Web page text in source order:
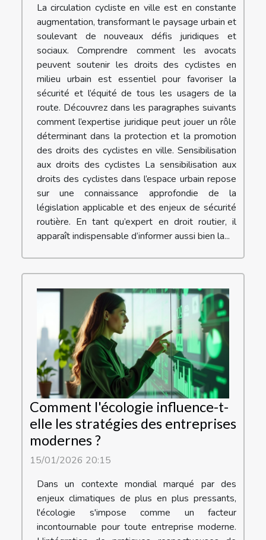
La circulation cycliste en ville est en constante
augmentation, transformant le paysage urbain et
soulevant de nouveaux défis juridiques et
sociaux. Comprendre comment les avocats
peuvent soutenir les droits des cyclistes en
milieu urbain est essentiel pour favoriser la
sécurité et l’équité de tous les usagers de la
route. Découvrez dans les paragraphes suivants
comment l’expertise juridique peut jouer un rôle
déterminant dans la protection et la promotion
des droits des cyclistes en ville. Sensibilisation
aux droits des cyclistes La sensibilisation aux
droits des cyclistes dans l’espace urbain repose
sur une connaissance approfondie de la
législation applicable et des enjeux de sécurité
routière. En tant qu’expert en droit routier, il
apparaît indispensable d’informer aussi bien la...
Comment l'écologie influence-t-
elle les stratégies des entreprises
modernes ?
15/01/2026 20:15
Dans un contexte mondial marqué par des
enjeux climatiques de plus en plus pressants,
l'écologie s'impose comme un facteur
incontournable pour toute entreprise moderne.